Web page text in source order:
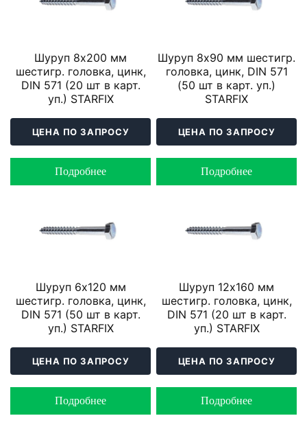
Шуруп 8х200 мм
шестигр. головка, цинк,
DIN 571 (20 шт в карт.
уп.) STARFIX
ЦЕНА ПО ЗАПРОСУ
Подробнее
Шуруп 8х90 мм шестигр.
головка, цинк, DIN 571
(50 шт в карт. уп.)
STARFIX
ЦЕНА ПО ЗАПРОСУ
Подробнее
Шуруп 6х120 мм
шестигр. головка, цинк,
DIN 571 (50 шт в карт.
уп.) STARFIX
ЦЕНА ПО ЗАПРОСУ
Подробнее
Шуруп 12х160 мм
шестигр. головка, цинк,
DIN 571 (20 шт в карт.
уп.) STARFIX
ЦЕНА ПО ЗАПРОСУ
Подробнее